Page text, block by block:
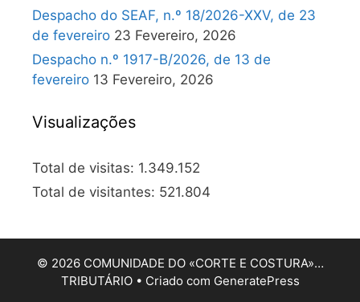
Despacho do SEAF, n.º 18/2026-XXV, de 23
de fevereiro 23 Fevereiro, 2026
Despacho n.º 1917-B/2026, de 13 de
fevereiro 13 Fevereiro, 2026
Visualizações
Total de visitas: 1.349.152
Total de visitantes: 521.804
© 2026 COMUNIDADE DO «CORTE E COSTURA»…
TRIBUTÁRIO• Criado com GeneratePress